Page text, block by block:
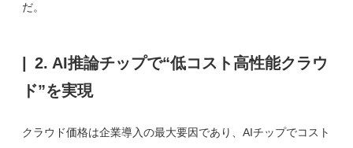
だ。
2. AI推論チップで“低コスト高性能クラウ
ド”を実現
クラウド価格は企業導入の最大要因であり、AIチップでコスト